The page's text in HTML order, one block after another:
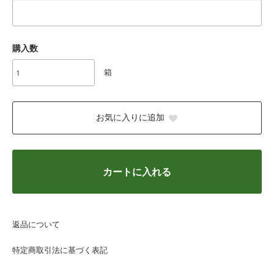
購入数
箱
お気に入りに追加
カートに入れる
返品について
特定商取引法に基づく表記